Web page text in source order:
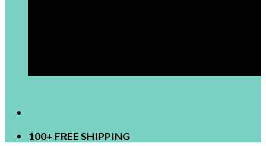
100+ FREE SHIPPING